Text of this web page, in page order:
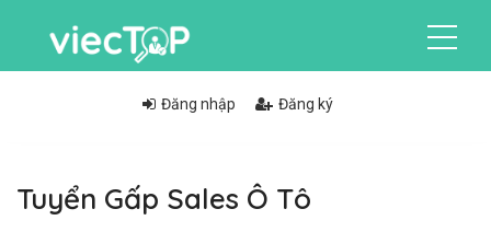
Đăng nhập Đăng ký
Tuyển Gấp Sales Ô Tô